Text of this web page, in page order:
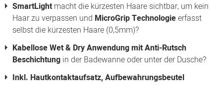
SmartLightmacht die kürzesten Haare sichtbar, um kein
Haar zu verpassen und MicroGrip Technologieerfasst
selbst die kürzesten Haare (0,5mm)?
Kabellose Wet & Dry Anwendung mit Anti-Rutsch
Beschichtung in der Badewanne oder unter der Dusche?
Inkl. Hautkontaktaufsatz, Aufbewahrungsbeutel